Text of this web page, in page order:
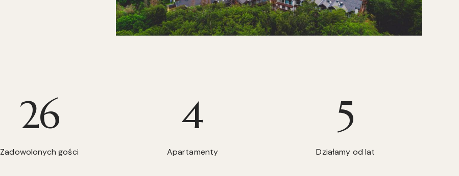
34
Zadowolonych gości
4
Apartamenty
5
Działamy od lat